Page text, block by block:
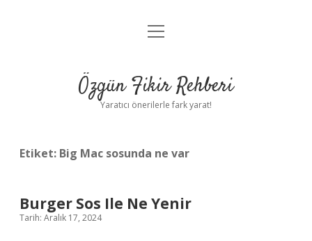
Gizlilik Politikası
Yasal Uyarı
menüyü
Özgün Fikir Rehberi
Yaratıcı önerilerle fark yarat!
Etiket: Big Mac sosunda ne var
Burger Sos Ile Ne Yenir
Tarih: Aralık 17, 2024